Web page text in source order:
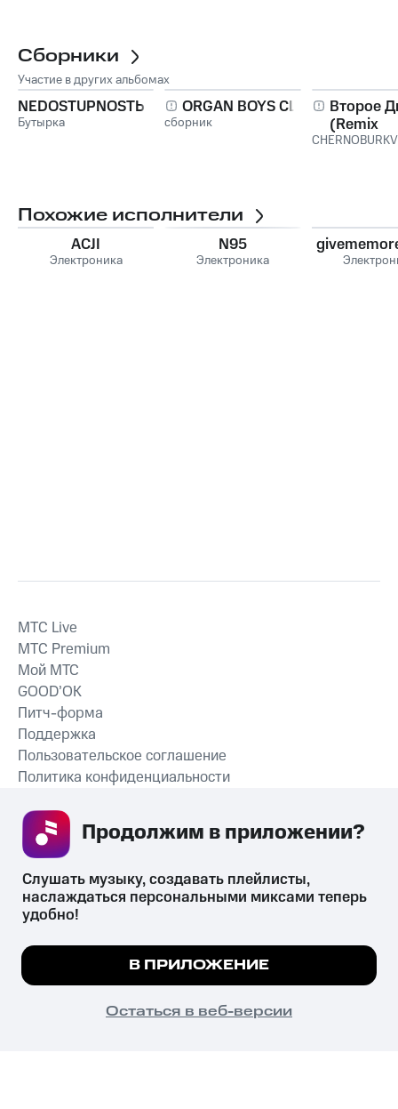
Сборники
Участие в других альбомах
NEDOSTUPNOSTЬ
Бутырка
ORGAN BOYS CLUB
сборник
Второе
(Remix
CHERNOBURKV
Похожие исполнители
ACJI
Электроника
N95
Электроника
СКАЧАТЬ ПРИЛОЖЕНИЕ
MTС Live
MTС Premium
Мой МТС
GOOD’OK
Питч-форма
Поддержка
Пользовательское соглашение
Политика конфиденциальности
психотропных веществ, их аналогов причиняет вред здоровью,
их незаконный оборот запрещён и влечёт установленную
законодательством ответственность.
© 2026 ООО «КИОН».
Все права защищены
Мы используем куки, чтобы на сайте все
Подробнее
ПОНЯТНО
Слушать музыку, создавать плейлисты,
наслаждаться персональными миксами теперь
удобно!
В ПРИЛОЖЕНИЕ
Остаться в веб-версии